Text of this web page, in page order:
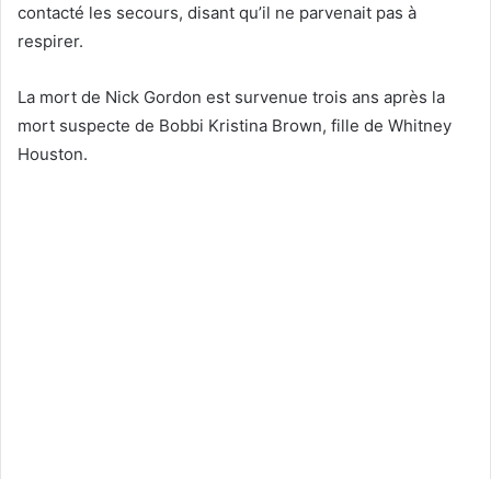
contacté les secours, disant qu’il ne parvenait pas à
respirer.
La mort de Nick Gordon est survenue trois ans après la
mort suspecte de Bobbi Kristina Brown, fille de Whitney
Houston.